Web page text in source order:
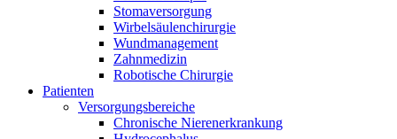
Finden Sie das Produkt, das Sie suchen. Besuchen Sie den B.
Braun Produktkatalog mit unserem kompletten Portfolio.
Lassen Sie uns Innovationen in der Medizintechnologie
gemeinsam vorantreiben. Erfahren Sie mehr über den
Innovation Hub und überzeugen Sie uns mit Ihrer Idee.
Stomaversorgung
Wirbelsäulenchirurgie
Wundmanagement
Zahnmedizin
Robotische Chirurgie
Patienten
Versorgungsbereiche
Chronische Nierenerkrankung